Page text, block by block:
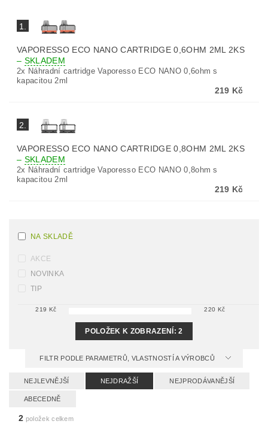
1.
VAPORESSO ECO NANO CARTRIDGE 0,6OHM 2ML 2KS
– SKLADEM
2x Náhradní cartridge Vaporesso ECO NANO 0,6ohm s
kapacitou 2ml
219 Kč
2.
VAPORESSO ECO NANO CARTRIDGE 0,8OHM 2ML 2KS
– SKLADEM
2x Náhradní cartridge Vaporesso ECO NANO 0,8ohm s
kapacitou 2ml
219 Kč
NA SKLADĚ
AKCE
NOVINKA
TIP
219 Kč 220 Kč
POLOŽEK K ZOBRAZENÍ:2
FILTR PODLE PARAMETRŮ, VLASTNOSTÍ A VÝROBCŮ
NEJLEVNĚJŠÍ NEJDRAŽŠÍ NEJPRODÁVANĚJŠÍ
ABECEDNĚ
2 položek celkem